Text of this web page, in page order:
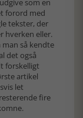
som en
forord med
tekster, der
hverken eller.
man så kendte
det også
forskelligt
artikel
let
fire